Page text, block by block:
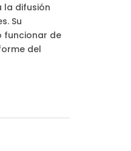
la difusión
Su
funcionar de
del